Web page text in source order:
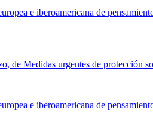
e iberoamericana de
de Medidas urgentes de protección
e iberoamericana de